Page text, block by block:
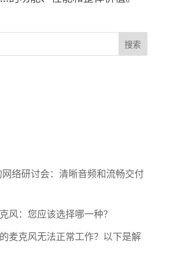
络研讨会：清晰音频和流畅交付
风：您应该选择哪一种？
麦克风无法正常工作？以下是解